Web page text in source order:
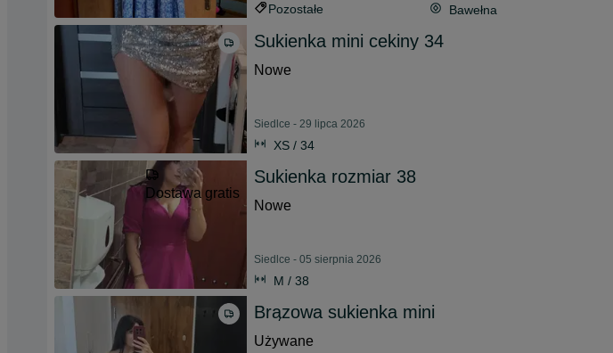
Pozostałe
Bawełna
Sukienka mini cekiny 34
Nowe
Siedlce - 29 lipca 2026
XS / 34
Dostawa gratis
Sukienka rozmiar 38
Nowe
Siedlce - 05 sierpnia 2026
M / 38
Brązowa sukienka mini
Używane